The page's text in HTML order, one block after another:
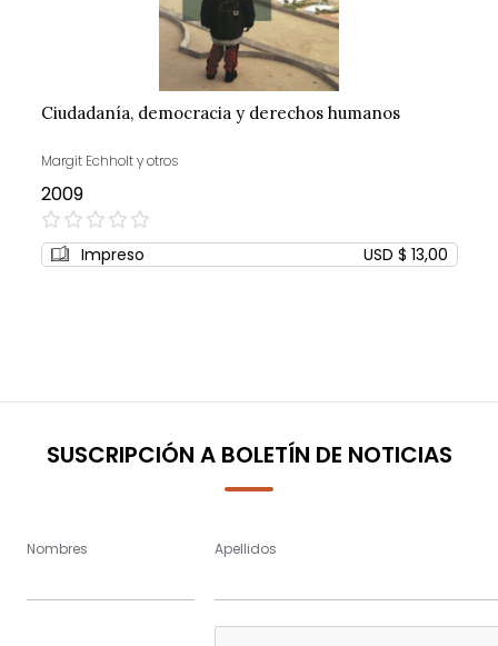
Ciudadanía, democracia y derechos humanos
Margit Echholt y otros
2009
0%
Impreso USD $ 13,00
SUSCRIPCIÓN A BOLETÍN DE NOTICIAS
Nombres Apellidos